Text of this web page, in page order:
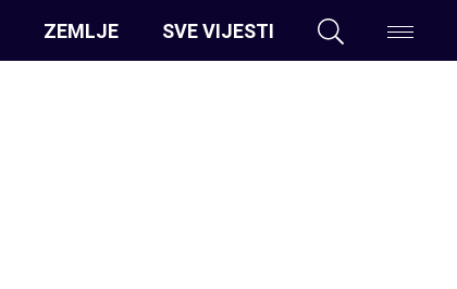
ZEMLJE SVE VIJESTI